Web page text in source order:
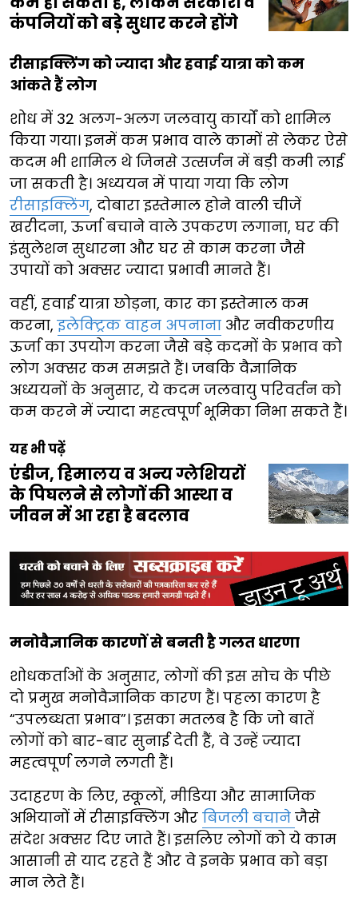
कंपनियों को बड़े सुधार करने होंगे
रीसाइक्लिंग को ज्यादा और हवाई यात्रा को कम
आंकते हैं लोग
शोध में 32 अलग-अलग जलवायु कार्यों को शामिल
किया गया। इनमें कम प्रभाव वाले कामों से लेकर ऐसे
कदम भी शामिल थे जिनसे उत्सर्जन में बड़ी कमी लाई
जा सकती है। अध्ययन में पाया गया कि लोग
रीसाइक्लिंग, दोबारा इस्तेमाल होने वाली चीजें
खरीदना, ऊर्जा बचाने वाले उपकरण लगाना, घर की
इंसुलेशन सुधारना और घर से काम करना जैसे
उपायों को अक्सर ज्यादा प्रभावी मानते हैं।
वहीं, हवाई यात्रा छोड़ना, कार का इस्तेमाल कम
करना,इलेक्ट्रिक वाहन अपनाना और नवीकरणीय
ऊर्जा का उपयोग करना जैसे बड़े कदमों के प्रभाव को
लोग अक्सर कम समझते हैं। जबकि वैज्ञानिक
अध्ययनों के अनुसार, ये कदम जलवायु परिवर्तन को
कम करने में ज्यादा महत्वपूर्ण भूमिका निभा सकते हैं।
यह भी पढ़ें
एंडीज, हिमालय व अन्य ग्लेशियरों
के पिघलने से लोगों की आस्था व
जीवन में आ रहा है बदलाव
मनोवैज्ञानिक कारणों से बनती है गलत धारणा
शोधकर्ताओं के अनुसार, लोगों की इस सोच के पीछे
दो प्रमुख मनोवैज्ञानिक कारण हैं। पहला कारण है
“उपलब्धता प्रभाव”। इसका मतलब है कि जो बातें
लोगों को बार-बार सुनाई देती हैं, वे उन्हें ज्यादा
महत्वपूर्ण लगने लगती हैं।
उदाहरण के लिए, स्कूलों, मीडिया और सामाजिक
अभियानों में रीसाइक्लिंग और बिजली बचाने जैसे
संदेश अक्सर दिए जाते हैं। इसलिए लोगों को ये काम
आसानी से याद रहते हैं और वे इनके प्रभाव को बड़ा
मान लेते हैं।